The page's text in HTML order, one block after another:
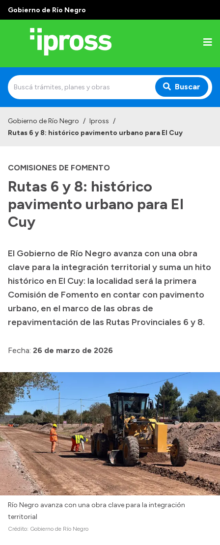
Gobierno de Río Negro
Buscar
Delegaciones
Consultorios Propios
Presentación CV
Transparencia
Inversión en Salud
Licitaciones
Consulta de expedientes
Gobierno de Río Negro / Ipross /
Rutas 6 y 8: histórico pavimento urbano para El Cuy
COMISIONES DE FOMENTO
Rutas 6 y 8: histórico
pavimento urbano para El
Cuy
El Gobierno de Río Negro avanza con una obra
clave para la integración territorial y suma un hito
histórico en El Cuy: la localidad será la primera
Comisión de Fomento en contar con pavimento
urbano, en el marco de las obras de
repavimentación de las Rutas Provinciales 6 y 8.
Fecha: 26 de marzo de 2026
Río Negro avanza con una obra clave para la integración
territorial
Crédito: Gobierno de Río Negro